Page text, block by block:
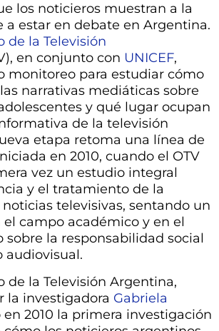
los noticieros muestran a la
a estar en debate en Argentina.
de la Televisión
en conjunto con UNICEF,
monitoreo para estudiar cómo
narrativas mediáticas sobre
y qué lugar ocupan
de la televisión
etapa retoma una línea de
en 2010, cuando el OTV
vez un estudio integral
y el tratamiento de la
televisivas, sentando un
campo académico y en el
la responsabilidad social
audiovisual.
de la Televisión Argentina,
la investigadora Gabriela
en 2010 la primera investigación